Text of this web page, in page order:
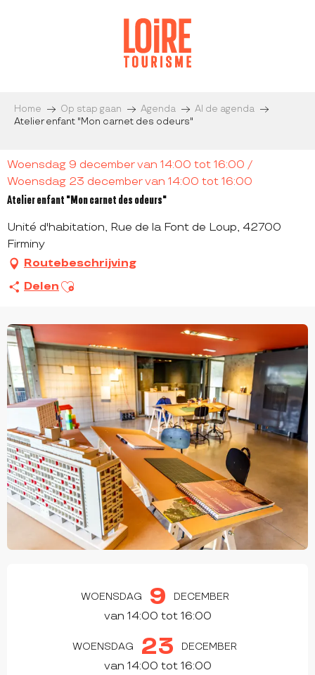
Home Op stap gaan Agenda
Al de agenda
Atelier enfant "Mon carnet des odeurs"
Woensdag 9 december van 14:00 tot 16:00 /
Woensdag 23 december van 14:00 tot 16:00
Atelier enfant "Mon carnet des odeurs"
Unité d'habitation, Rue de la Font de Loup, 42700
Firminy
Routebeschrijving
Delen Ajouter aux favoris
WOENSDAG 9 DECEMBER
van 14:00 tot 16:00
WOENSDAG 23 DECEMBER
van 14:00 tot 16:00